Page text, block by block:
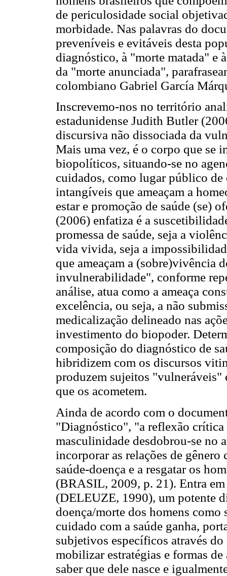
de periculosidade social
morbidade. Nas palavras do
preveníveis e evitáveis desta
diagnóstico, à "morte matada" e
da "morte anunciada",
colombiano Gabriel García
Inscrevemo-nos no território
estadunidense Judith Butler
discursiva não dissociada da
Mais uma vez, é o corpo que se
biopolíticos, situando-se no
cuidados, como lugar público
intangíveis que ameaçam a
estar e promoção de saúde (se)
(2006) enfatiza é a
promessa de saúde, seja a
vida vivida, seja a
que ameaçam a (sobre)vivência
invulnerabilidade", conforme
análise, atua como a ameaça
excelência, ou seja, a não
medicalização delineado nas
investimento do biopoder.
composição do diagnóstico de
hibridizem com os discursos
produzem sujeitos
que os acometem.
Ainda de acordo com o
"Diagnóstico", "a reflexão crítica
masculinidade desdobrou-se no
incorporar as relações de
saúde-doença e a resgatar os
(BRASIL, 2009, p. 21). Entra
(DELEUZE, 1990), um potente
doença/morte dos homens
cuidado com a saúde ganha,
subjetivos específicos através
mobilizar estratégias e formas
saber que dele nasce e